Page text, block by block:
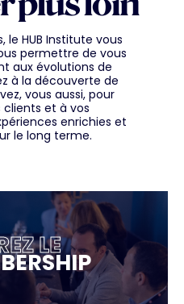
le HUB Institute vous
permettre de vous
aux évolutions de
à la découverte de
vous aussi, pour
clients et à vos
enrichies et
le long terme.
LE